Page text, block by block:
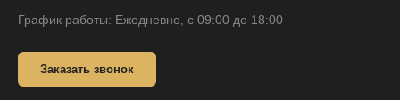
График работы: Ежедневно, с 09:00 до 18:00
Заказать звонок